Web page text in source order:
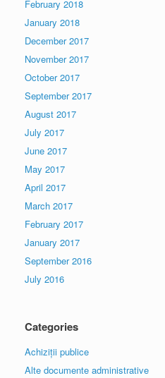
February 2018
January 2018
December 2017
November 2017
October 2017
September 2017
August 2017
July 2017
June 2017
May 2017
April 2017
March 2017
February 2017
January 2017
September 2016
July 2016
Categories
Achiziții publice
Alte documente administrative